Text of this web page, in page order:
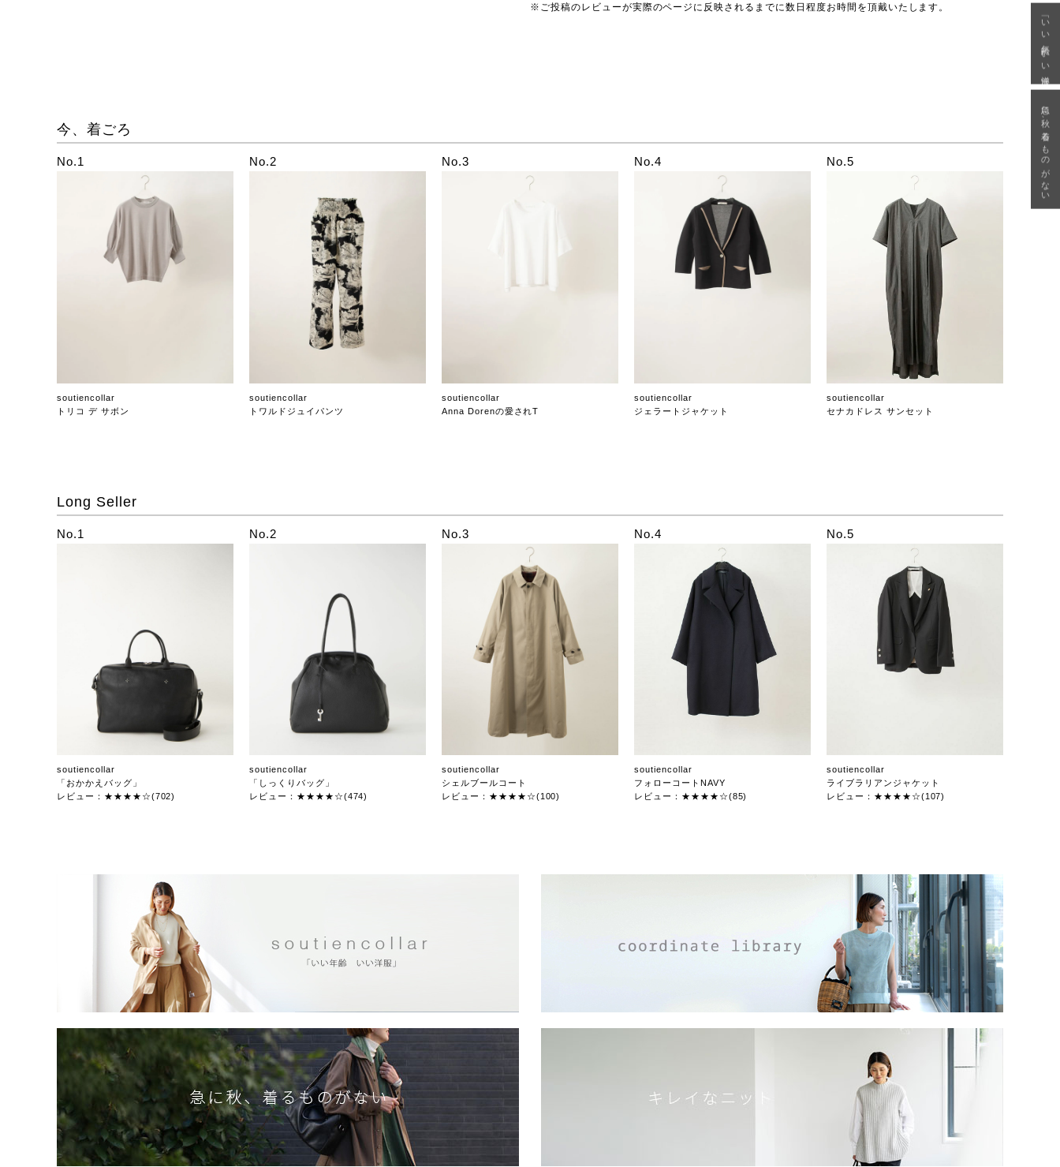
※ご投稿のレビューが実際のページに反映されるまでに数日程度お時間を頂戴いたします。
今、着ごろ
No.1
soutiencollar
トリコ デ サボン
No.2
soutiencollar
トワルドジュイパンツ
No.3
soutiencollar
Anna Dorenの愛されT
No.4
soutiencollar
ジェラートジャケット
No.5
soutiencollar
セナカドレス サンセット
Long Seller
No.1
soutiencollar
「おかかえバッグ」
レビュー：★★★★☆(702)
No.2
soutiencollar
「しっくりバッグ」
レビュー：★★★★☆(474)
No.3
soutiencollar
シェルブールコート
レビュー：★★★★☆(100)
No.4
soutiencollar
フォローコートNAVY
レビュー：★★★★☆(85)
No.5
soutiencollar
ライブラリアンジャケット
レビュー：★★★★☆(107)
「いい年齢 いい洋服」
急に秋、着るものがない